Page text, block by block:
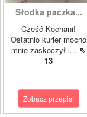
Słodka paczka...
Cześć Kochani!
Ostatnio kurier mocno
mnie zaskoczył i... ⇖
13
Zobacz przepis!